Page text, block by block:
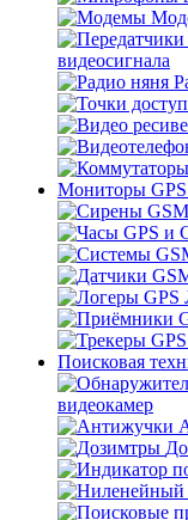
видеосигнала
Мониторы
Поисковая
видеокамер